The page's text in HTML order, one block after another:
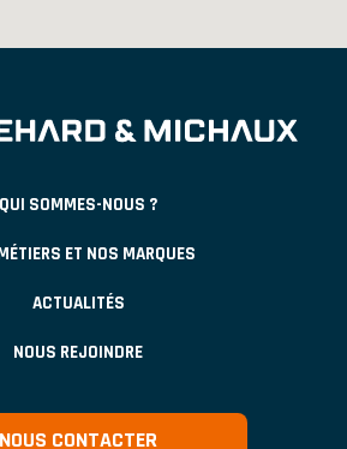
QUI SOMMES-NOUS ?
ET NOS MARQUES
ACTUALITÉS
NOUS REJOINDRE
NOUS CONTACTER